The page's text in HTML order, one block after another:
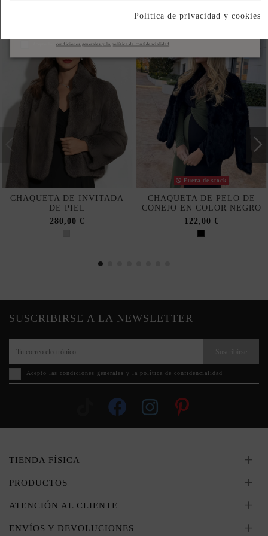
CHAQUETA DE INVITADA
DE PIEL
280,00 €
Fuera de stock
CHAQUETA DE PELO DE
CONEJO EN COLOR NEGRO
122,00 €
SUSCRIBIRSE A LA NEWSLETTER
Acepto las condiciones generales y la política de confidencialidad
TIENDA FÍSICA
PRODUCTOS
ATENCIÓN AL CLIENTE
ENVÍOS Y DEVOLUCIONES
condiciones generales y la política de confidencialidad
Política de privacidad y cookies